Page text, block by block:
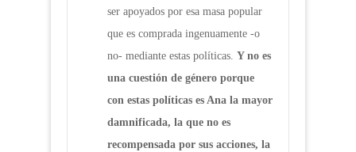
ser apoyados por esa masa popular
que es comprada ingenuamente -o
no- mediante estas políticas. Y no es
una cuestión de género porque
con estas políticas es Ana la mayor
damnificada, la que no es
recompensada por sus acciones, la